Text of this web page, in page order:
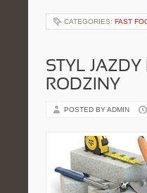
CATEGORIES: FAST
STYL
RODZINY
POSTED BY ADMIN